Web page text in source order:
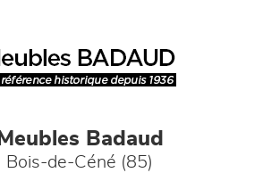
Meubles Badaud
Bois-de-Céné (85)